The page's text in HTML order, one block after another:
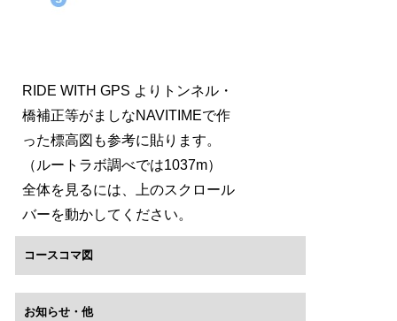
RIDE WITH GPS よりトンネル・
橋補正等がましなNAVITIMEで作
った標高図も参考に貼ります。
（ルートラボ調べでは1037m）
全体を見るには、上のスクロール
バーを動かしてください。
コースコマ図
お知らせ・他